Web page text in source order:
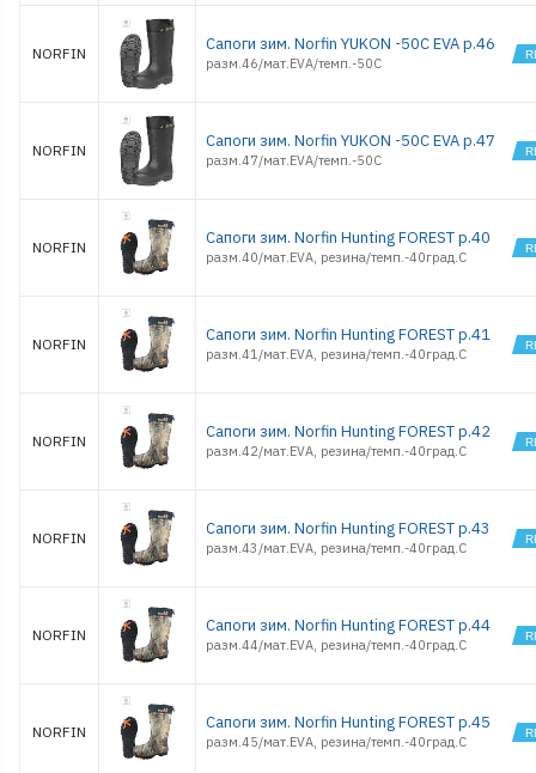
NORFIN Сапоги зим. Norfin YUKON -50С EVA р.46
разм.46/мат.EVA/темп.-50С
NORFIN Сапоги зим. Norfin YUKON -50С EVA р.47
разм.47/мат.EVA/темп.-50С
NORFIN Сапоги зим. Norfin Hunting FOREST р.40
разм.40/мат.EVA, резина/темп.-40град.С
NORFIN Сапоги зим. Norfin Hunting FOREST р.41
разм.41/мат.EVA, резина/темп.-40град.С
NORFIN Сапоги зим. Norfin Hunting FOREST р.42
разм.42/мат.EVA, резина/темп.-40град.С
NORFIN Сапоги зим. Norfin Hunting FOREST р.43
разм.43/мат.EVA, резина/темп.-40град.С
NORFIN Сапоги зим. Norfin Hunting FOREST р.44
разм.44/мат.EVA, резина/темп.-40град.С
NORFIN Сапоги зим. Norfin Hunting FOREST р.45
разм.45/мат.EVA, резина/темп.-40град.С